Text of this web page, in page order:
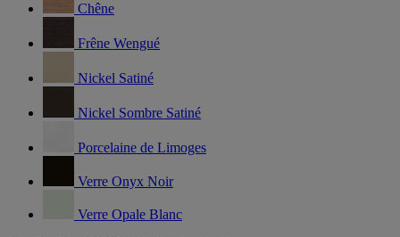
Chêne
Frêne Wengué
Nickel Satiné
Nickel Sombre Satiné
Porcelaine de Limoges
Verre Onyx Noir
Verre Opale Blanc